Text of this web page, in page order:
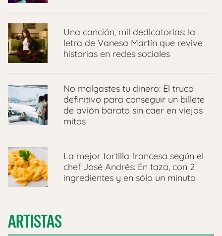
Una canción, mil dedicatorias: la
letra de Vanesa Martín que revive
historias en redes sociales
No malgastes tu dinero: El truco
definitivo para conseguir un billete
de avión barato sin caer en viejos
mitos
La mejor tortilla francesa según el
chef José Andrés: En taza, con 2
ingredientes y en sólo un minuto
ARTISTAS